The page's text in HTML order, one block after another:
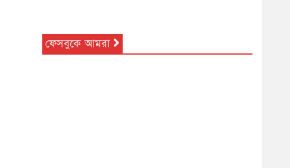
ফেসবুকে আমরা